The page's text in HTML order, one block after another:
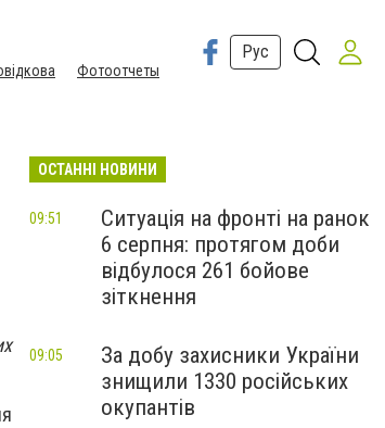
Фотоотчеты
Рус
ОСТАННІ НОВИНИ
Ситуація на фронті на ранок
6 серпня: протягом доби
відбулося 261 бойове
зіткнення
09:51
За добу захисники України
знищили 1330 російських
окупантів
09:05